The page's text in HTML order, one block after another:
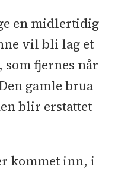
en midlertidig
vil bli lag et
som fjernes når
gamle brua
blir erstattet
kommet inn, i